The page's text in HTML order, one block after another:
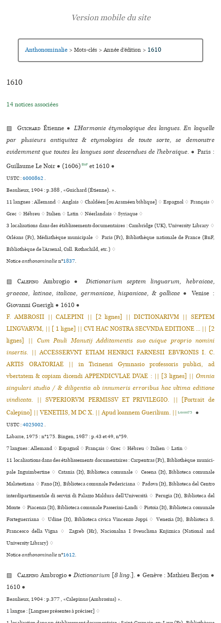
Anthonominalie > Mots-clés > Année d’édition > 1610
1610
14 notices associées
▨Guichard Étienne ● L’Harmonie étymologique des langues. En laquelle
par plusieurs antiquitez & etymologies de toute sorte, se demonstre
evidemment que toutes les langues sont descendues de l’hebraïque. ● Paris :
Guillaume Le Noir ● (1606) BnF et 1610 ●
USTC :6000862.
Beaulieux, 1904 : p.388 , «Guichard (Étienne). ».
11 langues :Allemand ♢Anglais ♢ Chaldéen [ou Araméen biblique] ♢Espagnol ♢ Français ♢
Grec ♢Hébreu ♢Italien ♢Latin ♢Néerlandais ♢Syriaque ♢
3 localisations dans des établissements documentaires : Cambridge (UK), University Library ♢
Orléans (Fr), Médiathèque muni­ci­pale ♢ Paris (Fr), Bibliothèque nationale de France (BnF,
Bibliothèque de l’Arsenal, Coll. Rothschild, etc.) ♢
Noticeanthonominalien°1837.
▨Calepino Ambrogio ●
Dictionarium septem linguarum, hebraicae,
graecae, latinae, italicae, germanicae, hispanicae, & gallicae ●
Venise :
Giovanni Guerigli ● 1610 ●
F. AMBROSII || CALEPINI || [2 lignes] || DICTIONARIVM || SEPTEM
LINGVARVM, || [ 1 ligne] || CVI HAC NOSTRA SECVNDA EDITIONE ... || [2
lignes] || Cum Pauli Manutij Additamentis suo cuique proprio nomini
insertis. || ACCESSERVNT ETIAM HENRICI FARNESII EBVRONIS I. C.
ARTIS ORATORIAE || in Ticinensi Gymnasio professoris publici, ad
vbertatem & copiam dicendi APPENDICVLAE DVAE : || [3 lignes] || Omnia
singulari studio / & diligentia ab innumeris erroribus hac vltima editione
vindicata. || SVPERIORVM PERMISSV ET PRIVILEGIO. || [Portrait de
Calepino] || VENETIIS, M DC X. || Apud loannem Guerilium. ||
Labarre75 ●
USTC :4025002.
Labarre, 1975 : n°175. Bingen, 1987 : p.43 et 49, n°59.
7 langues :Allemand ♢Espagnol ♢Français ♢Grec ♢Hébreu ♢Italien ♢Latin ♢
11 localisations dans des établissements documentaires : Carpentras (Fr), Bibliothèque muni­ci­
pale Inguimbertine ♢ Catania (It), Biblioteca comunale ♢ Cesena (It), Biblioteca comu­nale
Malatestiana ♢ Fano (It), Biblioteca comu­nale Federiciana ♢ Padova (It), Biblioteca del Centro
inter­di­par­ti­men­tale di ser­vizi di Palazzo Maldura dell’Università ♢ Perugia (It), Biblioteca del
Monte ♢ Piacenza (It), Biblioteca comu­nale Passerini-Landi ♢ Pistoia (It), Biblioteca comu­nale
Forteguerriana ♢ Udine (It), Biblioteca civica Vincenzo Joppi ♢ Venezia (It), Biblioteca S.
Francesco della Vigna ♢ Zagreb (Hr), Nacionalna I Sveuclisna Knjiznica (National and
University Library) ♢
Noticeanthonominalien°1612.
▨Calepino Ambrogio ● Dictionarium 8 ling.]. ● Genève : Mathieu Berjon ●
1610 ●
Beaulieux, 1904 : p.377 , «Calepinus (Ambrosius) ».
1 langue : [Langues présentes à préciser] ♢